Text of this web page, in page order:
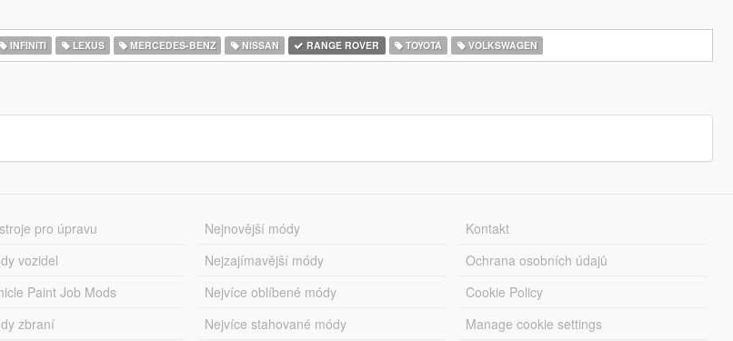
INFINITI LEXUS MERCEDES-BENZ NISSAN RANGE ROVER TOYOTA VOLKSWAGEN
pro úpravu
vozidel
Paint Job Mods
zbraní
Nejnovější módy
Nejzajímavější módy
Nejvíce oblíbené módy
Nejvíce stahované módy
Kontakt
Ochrana osobních údajů
Cookie Policy
Manage cookie settings